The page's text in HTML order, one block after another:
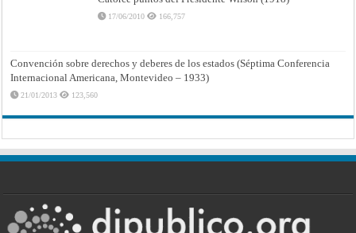
17/06/2010 166,757
Convención sobre derechos y deberes de los estados (Séptima Conferencia
Internacional Americana, Montevideo – 1933)
21/01/2013 123,560